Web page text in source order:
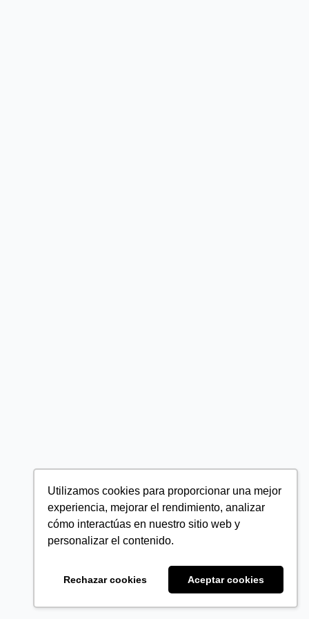
Utilizamos cookies para proporcionar una mejor
experiencia, mejorar el rendimiento, analizar
cómo interactúas en nuestro sitio web y
personalizar el contenido.
Rechazar cookies Aceptar cookies